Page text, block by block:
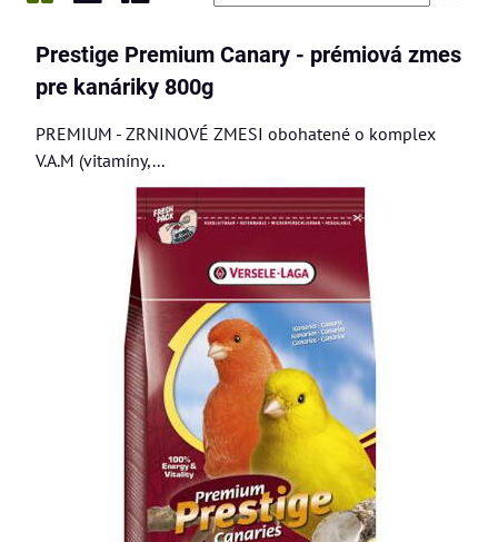
Prestige Premium Canary - prémiová zmes
pre kanáriky 800g
PREMIUM - ZRNINOVÉ ZMESI obohatené o komplex
V.A.M (vitamíny,...